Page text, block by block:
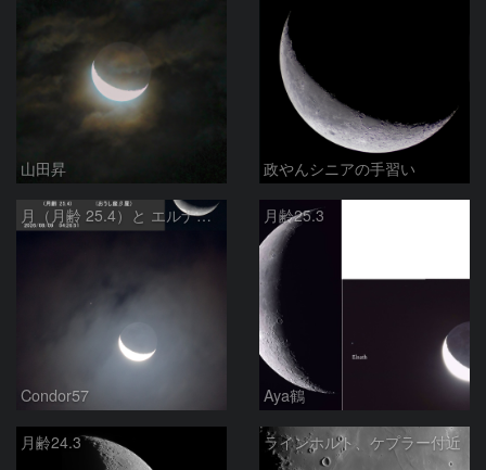
山田昇 政やんシニアの手習い
月（月齢 25.4）と エルナト（おうし座β星）
Condor57
月齢25.3
Aya鶴
月齢24.3 ラインホルト、ケプラー付近